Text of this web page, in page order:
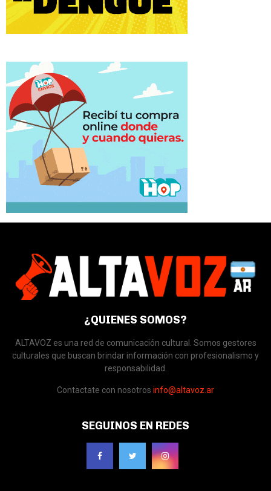
¿QUIENES SOMOS?
ALTAVOZ es una red de comunicación cultural. Somos gestores
culturales que buscan brindar información con profesionalismo y
responsabilidad.
Contactate con nosotros info@altavoz.ar
SEGUINOS EN REDES